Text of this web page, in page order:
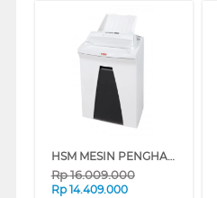
HSM MESIN PENGHANCUR KERTAS PAPER SHREDDER HSM_AF150_CC4_5X30
Rp16.009.000
Rp 14.409.000